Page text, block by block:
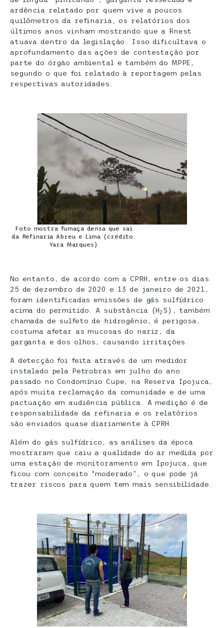
ardência relatado por quem vive a poucos
quilômetros da refinaria, os relatórios dos
últimos anos vinham mostrando que a Rnest
atuava dentro da legislação. Isso dificultava o
aprofundamento das ações de contestação por
parte do órgão ambiental e também do MPPE,
segundo o que foi relatado à reportagem pelas
respectivas autoridades.
Foto mostra fumaça densa que sai
da Refinaria Abreu e Lima (crédito:
Yara Marques)
No entanto, de acordo com a CPRH, entre os dias
25 de dezembro de 2020 e 13 de janeiro de 2021,
foram identificadas emissões de gás sulfídrico
acima do permitido. A substância (H2 S), também
chamada de sulfeto de hidrogênio, é perigosa,
costuma afetar as mucosas do nariz, da
garganta e dos olhos, causando irritações.
A detecção foi feita através de um medidor
instalado pela Petrobras em julho do ano
passado no Condomínio Cupe, na Reserva Ipojuca,
após muita reclamação da comunidade e de uma
pactuação em audiência pública. A medição é de
responsabilidade da refinaria e os relatórios
são enviados quase diariamente à CPRH.
Além do gás sulfídrico, as análises da época
mostraram que caiu a qualidade do ar medida por
uma estação de monitoramento em Ipojuca, que
ficou com conceito “moderado”, o que pode já
trazer riscos para quem tem mais sensibilidade.